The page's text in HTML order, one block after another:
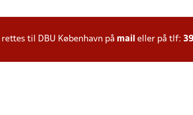
til DBU København på mail eller på tlf: